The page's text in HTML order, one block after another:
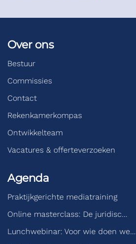
Over ons
Bestuur
Commissies
Contact
Rekenkamerkompas
Ontwikkelteam
Vacatures & offerteverzoeken
Agenda
Praktijkgerichte mediatraining
Online masterclass: De juridisc…
Lunchwebinar: Voor wie doen we…